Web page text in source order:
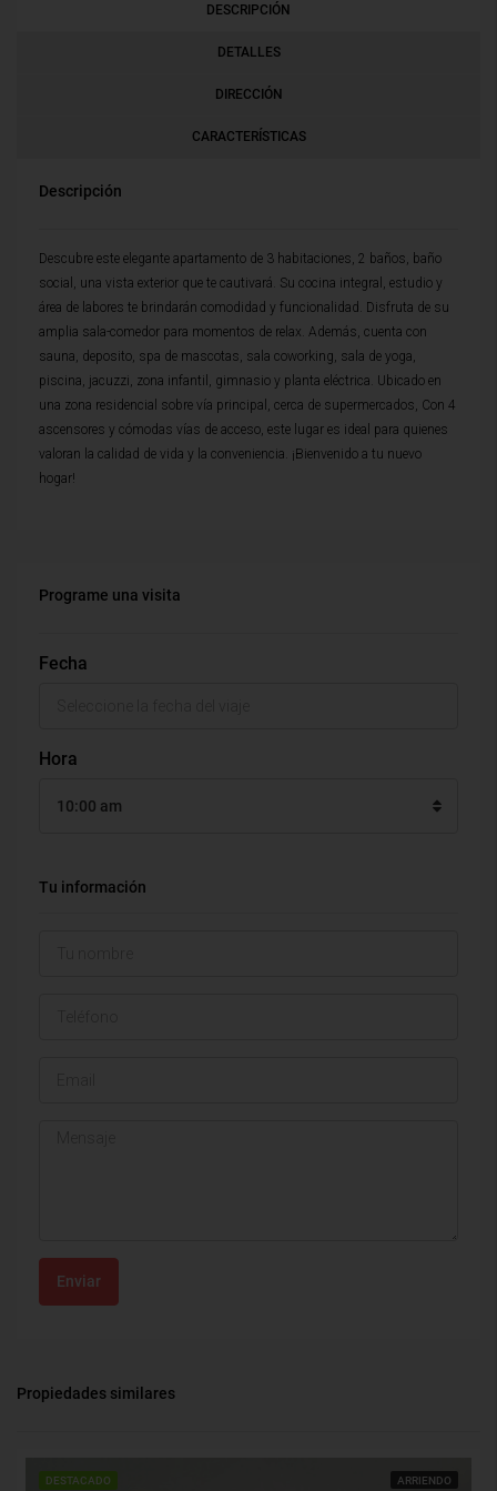
DESCRIPCIÓN
DETALLES
DIRECCIÓN
CARACTERÍSTICAS
Descripción
Descubre este elegante apartamento de 3 habitaciones, 2 baños, baño
social, una vista exterior que te cautivará. Su cocina integral, estudio y
área de labores te brindarán comodidad y funcionalidad. Disfruta de su
amplia sala-comedor para momentos de relax. Además, cuenta con
sauna, deposito, spa de mascotas, sala coworking, sala de yoga,
piscina, jacuzzi, zona infantil, gimnasio y planta eléctrica. Ubicado en
una zona residencial sobre vía principal, cerca de supermercados, Con 4
ascensores y cómodas vías de acceso, este lugar es ideal para quienes
valoran la calidad de vida y la conveniencia. ¡Bienvenido a tu nuevo
hogar!
Programe una visita
Fecha
Hora
10:00 am
Tu información
Enviar
Propiedades similares
DESTACADO ARRIENDO